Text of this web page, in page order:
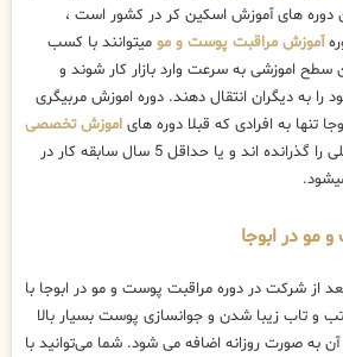
دوره های آموزش اسکین کر در کشور است ،
آموزش مراقبت پوست و مو میتوانند با کسب
سطح اموزشی به سرعت وارد بازار کار شوند و
را به دیگران انتقال دهند. دوره اموزش مربیگری
تنها به افرادی که قبلا دوره های اموزش تخصصی
تکمیلی را گذرانده اند و یا حداقل 5 سال سابقه کار در
مو در ابوجا
بعد از شرکت در دوره مراقبت پوست و مو در ابوجا با
تب و تاب زیبا شدن و جوانسازی پوست بسیار بالا
آن به صورت روزانه اضافه می شود. شما می‌توانید با